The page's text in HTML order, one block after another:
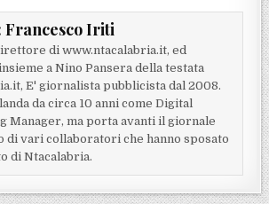
Francesco Iriti
di www.ntacalabria.it, ed
a Nino Pansera della testata
E' giornalista pubblicista dal 2008.
da circa 10 anni come Digital
Manager, ma porta avanti il giornale
di vari collaboratori che hanno sposato
di Ntacalabria.